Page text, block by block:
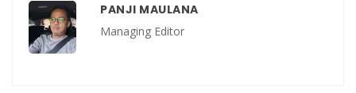
PANJI MAULANA
Managing Editor